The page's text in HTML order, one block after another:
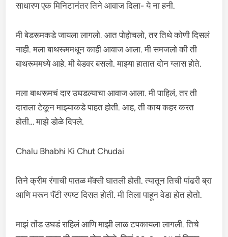
साधारण एक मिनिटानंतर तिने आवाज दिला- ये ना हनी.
मी बेडरूमकडे जायला लागलो. आत पोहोचलो, तर तिथे कोणी दिसलं
नाही. मला बाथरूममधून काही आवाज आला. मी समजलो की ती
बाथरूममध्ये आहे. मी बेडवर बसलो. माझ्या हातात दोन ग्लास होते.
मला बाथरूमचं दार उघडल्याचा आवाज आला. मी पाहिलं, तर ती
दाराला टेकून माझ्याकडे पाहत होती. आह, ती काय कहर करत
होती… माझे डोळे दिपले.
Chalu Bhabhi Ki Chut Chudai
तिने क्रीम रंगाची पातळ मॅक्सी घातली होती. त्यातून तिची पांढरी ब्रा
आणि मरून पॅंटी स्पष्ट दिसत होती. मी तिला पाहून वेडा होत होतो.
माझं तोंड उघडं राहिलं आणि माझी लाळ टपकायला लागली. तिचे